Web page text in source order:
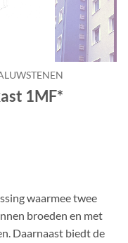
1MF*
waarmee twee
broeden en met
Daarnaast biedt de